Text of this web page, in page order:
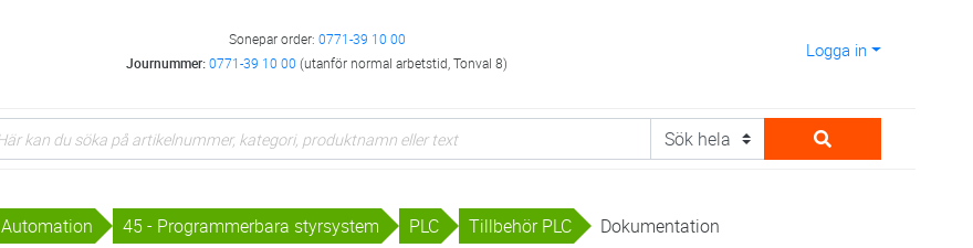
Sonepar order: 0771-39 10 00
Journummer:0771-39 10 00 (utanför normal arbetstid, Tonval 8)
Logga in
Automation 45 - Programmerbara styrsystem PLC Tillbehör PLC Dokumentation